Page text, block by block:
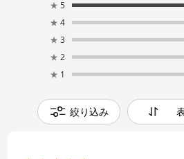
★ 5
★ 4
★ 3
★ 2
★ 1
絞り込み